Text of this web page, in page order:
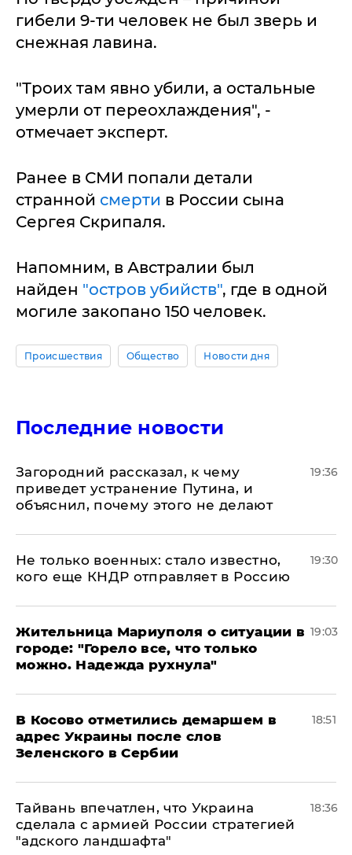
гибели 9-ти человек не был зверь и
снежная лавина.
"Троих там явно убили, а остальные
умерли от переохлаждения", -
отмечает эксперт.
Ранее в СМИ попали детали
странной смерти в России сына
Сергея Скрипаля.
Напомним, в Австралии был
найден "остров убийств", где в одной
могиле закопано 150 человек.
Происшествия Общество Новости дня
Последние новости
Загородний рассказал, к чему
приведет устранение Путина, и
объяснил, почему этого не делают
19:36
Не только военных: стало известно,
кого еще КНДР отправляет в Россию
19:30
Жительница Мариуполя о ситуации в
городе: "Горело все, что только
можно. Надежда рухнула"
19:03
В Косово отметились демаршем в
адрес Украины после слов
Зеленского в Сербии
18:51
Тайвань впечатлен, что Украина
сделала с армией России стратегией
"адского ландшафта"
18:36